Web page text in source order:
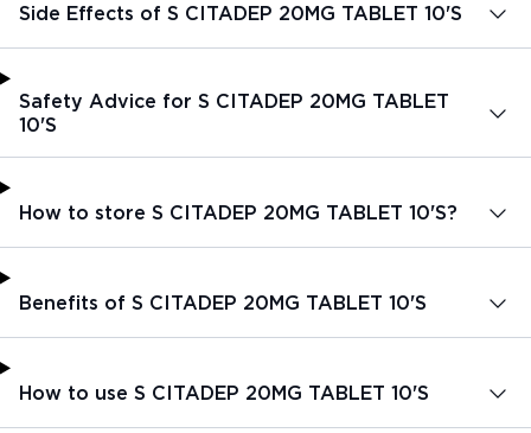
Side Effects of S CITADEP 20MG TABLET 10'S
Safety Advice for S CITADEP 20MG TABLET
10'S
How to store S CITADEP 20MG TABLET 10'S?
Benefits of S CITADEP 20MG TABLET 10'S
How to use S CITADEP 20MG TABLET 10'S